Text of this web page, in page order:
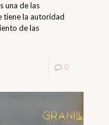
una de las
tiene la autoridad
de las
0